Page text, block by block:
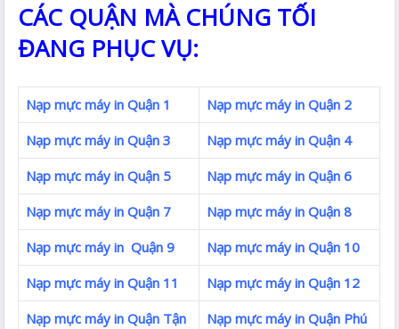
CÁC QUẬN MÀ CHÚNG TỐI
ĐANG PHỤC VỤ:
Nạp mực máy in Quận 1
Nạp mực máy in Quận 2
Nạp mực máy in Quận 3
Nạp mực máy in Quận 4
Nạp mực máy in Quận 5
Nạp mực máy in Quận 6
Nạp mực máy in Quận 7
Nạp mực máy in Quận 8
Nạp mực máy in Quận 9
Nạp mực máy in Quận 10
Nạp mực máy in Quận 11
Nạp mực máy in Quận 12
Nạp mực máy in Quận Tận
Nạp mực máy in Quận Phú